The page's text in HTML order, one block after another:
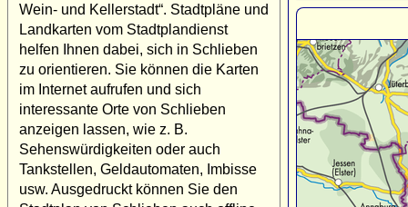
Wein- und Kellerstadt“. Stadtpläne und
Landkarten vom Stadtplandienst
helfen Ihnen dabei, sich in Schlieben
zu orientieren. Sie können die Karten
im Internet aufrufen und sich
interessante Orte von Schlieben
anzeigen lassen, wie z. B.
Sehenswürdigkeiten oder auch
Tankstellen, Geldautomaten, Imbisse
usw. Ausgedruckt können Sie den